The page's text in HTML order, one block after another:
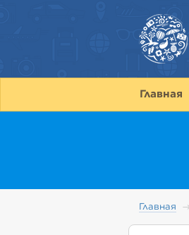
Главная
Главная